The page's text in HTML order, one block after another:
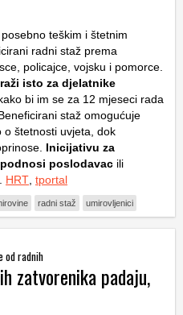
teškim i štetnim
radni staž prema
policajce, vojsku i pomorce.
isto za djelatnike
kako bi im se za 12 mjeseci rada
staž omogućuje
o štetnosti uvjeta, dok
Inicijativu za
poslodavac ili
HRT tportal
radni staž umirovljenici
od radnih
zatvorenika padaju,